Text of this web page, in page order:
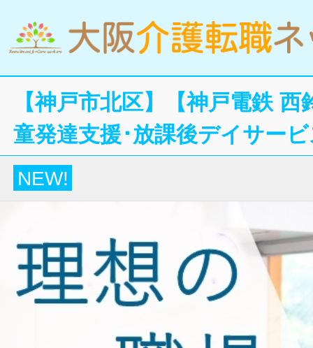
【神戸市北区】【神戸電鉄
童発達支援･放課後デイサー
NEW!